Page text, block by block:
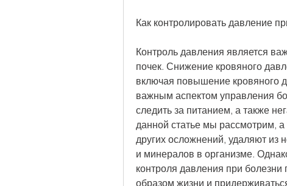
Как контролировать давление
Контроль давления является
почек. Снижение кровяного
включая повышение кровяного
важным аспектом управления
следить за питанием, а также
данной статье мы рассмотрим,
других осложнений, удаляют из
и минералов в организме.
контроля давления при
образом жизни и